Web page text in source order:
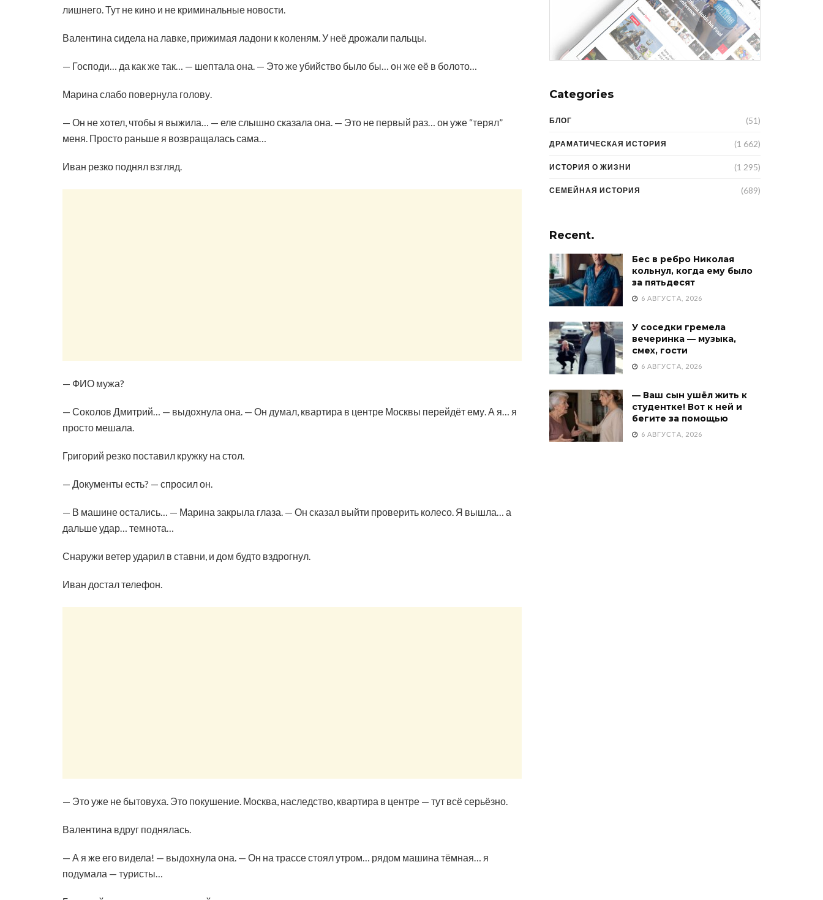
лишнего. Тут не кино и не криминальные новости.
Валентина сидела на лавке, прижимая ладони к коленям. У неё дрожали пальцы.
— Господи… да как же так… — шептала она. — Это же убийство было бы… он же её в болото…
Марина слабо повернула голову.
— Он не хотел, чтобы я выжила… — еле слышно сказала она. — Это не первый раз… он уже “терял”
меня. Просто раньше я возвращалась сама…
Иван резко поднял взгляд.
— ФИО мужа?
— Соколов Дмитрий… — выдохнула она. — Он думал, квартира в центре Москвы перейдёт ему. А я… я
просто мешала.
Григорий резко поставил кружку на стол.
— Документы есть? — спросил он.
— В машине остались… — Марина закрыла глаза. — Он сказал выйти проверить колесо. Я вышла… а
дальше удар… темнота…
Снаружи ветер ударил в ставни, и дом будто вздрогнул.
Иван достал телефон.
— Это уже не бытовуха. Это покушение. Москва, наследство, квартира в центре — тут всё серьёзно.
Валентина вдруг поднялась.
— А я же его видела! — выдохнула она. — Он на трассе стоял утром… рядом машина тёмная… я
подумала — туристы…
Categories
БЛОГ (51)
ДРАМАТИЧЕСКАЯ ИСТОРИЯ (1 662)
ИСТОРИЯ О ЖИЗНИ (1 295)
СЕМЕЙНАЯ ИСТОРИЯ (689)
Recent.
Бес в ребро Николая
кольнул, когда ему было
за пятьдесят
6 АВГУСТА, 2026
У соседки гремела
вечеринка — музыка,
смех, гости
6 АВГУСТА, 2026
— Ваш сын ушёл жить к
студентке! Вот к ней и
бегите за помощью
6 АВГУСТА, 2026